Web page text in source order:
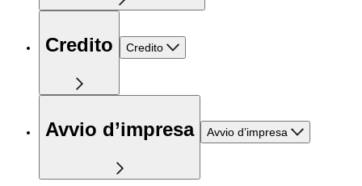
Credito Credito
Avvio d’impresa Avvio d’impresa